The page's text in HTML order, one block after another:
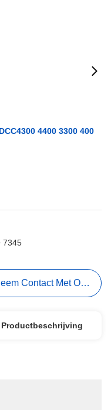
4400 3300 400
7345
Contact Met Ons Op
Productbeschrijving